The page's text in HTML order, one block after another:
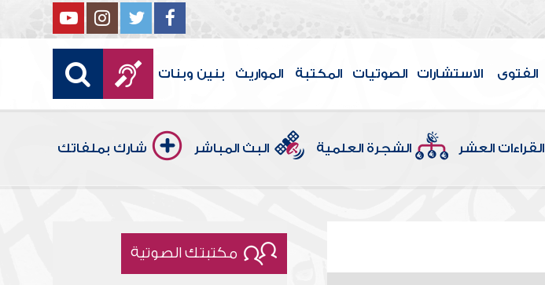
الفتوى الاستشارات الصوتيات المكتبة المواريث بنين وبنات
القراءات العشر الشجرة العلمية البث المباشر شارك بملفاتك
مكتبتك الصوتية